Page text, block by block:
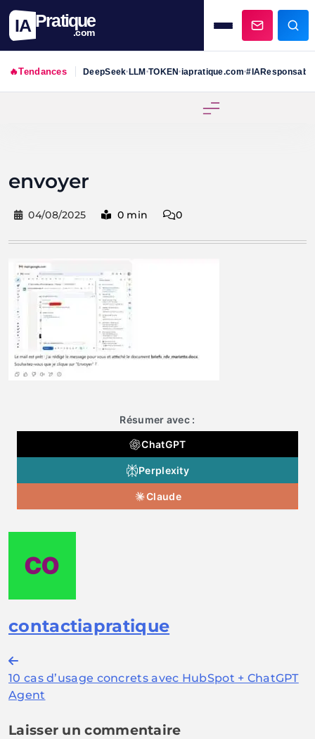
IA Pratique
.com
🔥Tendances DeepSeek•LLM•TOKEN•iapratique.com•#IAResponsable
envoyer
04/08/2025 0 min 0
Résumer avec :
ChatGPT
Perplexity
Claude
contactiapratique
Navigation
de
10 cas d’usage concrets avec HubSpot + ChatGPT
Agent
Laisser un commentaire